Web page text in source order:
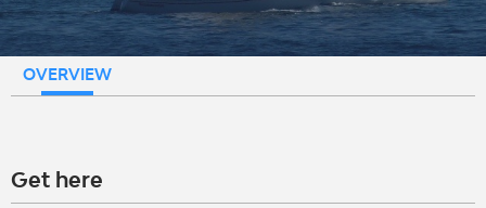
OVERVIEW
Get here